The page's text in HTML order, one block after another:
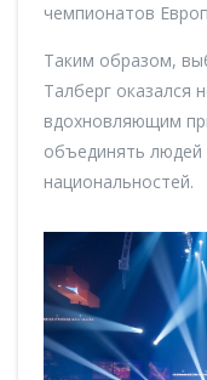
чемпионатов
Таким образом,
Талберг оказался
вдохновляющим
объединять людей
национальностей.